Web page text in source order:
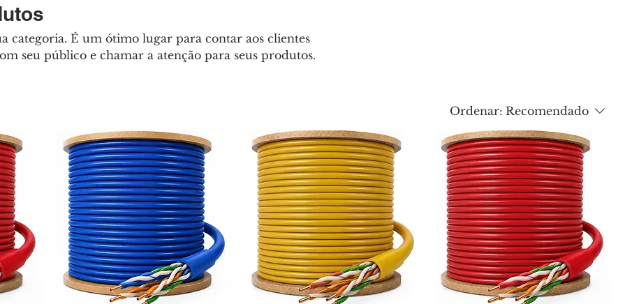
categoria. É um ótimo lugar para contar aos clientes
seu público e chamar a atenção para seus produtos.
Ordenar: Recomendado